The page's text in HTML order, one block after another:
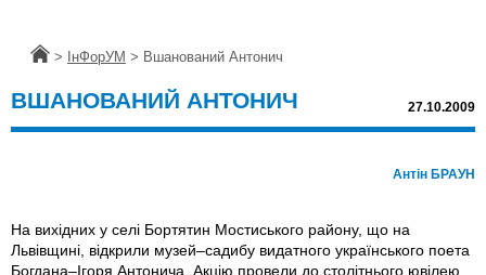
Головна
> ІнФорУМ > Вшанований Антонич
ВШАНОВАНИЙ АНТОНИЧ 27.10.2009
Антін БРАУН
На вихідних у селі Бортятин Мостиського району, що на
Львівщині, відкрили музей–садибу видатного українського поета
Богдана–Ігоря Антонича. Акцію провели до столітнього ювілею